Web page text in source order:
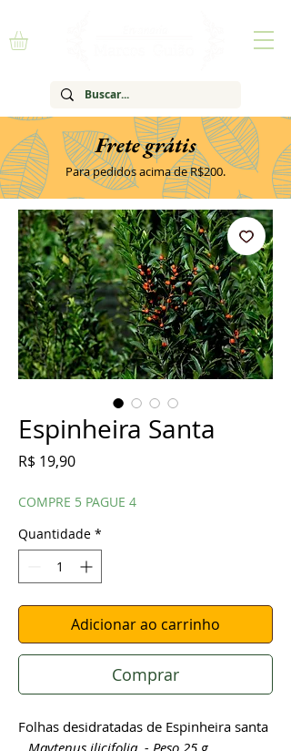
Frete grátis
Para pedidos acima de R$200.
Espinheira Santa
R$ 19,90Preço
COMPRE 5 PAGUE 4
Quantidade *
Adicionar ao carrinho
Comprar
Folhas desidratadas de Espinheira santa
Maytenus ilicifolia - Peso 25 g